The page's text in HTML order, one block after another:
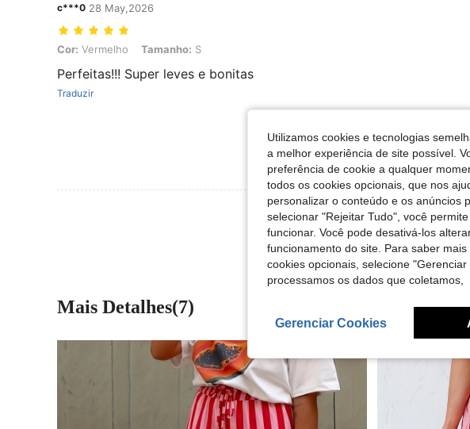
c***0 28 May,2026
Cor: Vermelho, Tamanho: S
Cor: Vermelho Tamanho: S
Perfeitas!!! Super leves e bonitas
Traduzir
Ver Mais Avaliações
Mais Detalhes(7)
Utilizamos cookies e tecnologias
a melhor experiência de site possível.
preferência de cookie a qualquer
todos os cookies opcionais, que nos
personalizar o conteúdo e os anúncios
selecionar "Rejeitar Tudo", você
funcionar. Você pode desativá-los
funcionamento do site. Para saber
cookies opcionais, selecione
processamos os dados que coletamos,
Gerenciar Cookies